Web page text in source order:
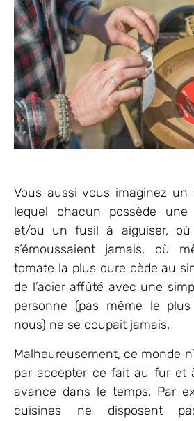
Vous aussi vous imaginez un
lequel chacun possède
et/ou un fusil à aiguiser,
s’émoussaient jamais, où
tomate la plus dure cède au
de l’acier affûté avec une
personne (pas même le plus
nous) ne se coupait jamais.
Malheureusement, ce monde
par accepter ce fait au fur et
avance dans le temps. Par
cuisines ne disposent